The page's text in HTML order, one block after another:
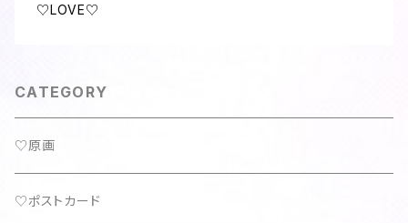
♡LOVE♡
CATEGORY
♡原画
♡ポストカード